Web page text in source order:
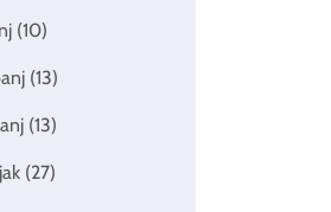
(10)
(13)
(13)
(27)